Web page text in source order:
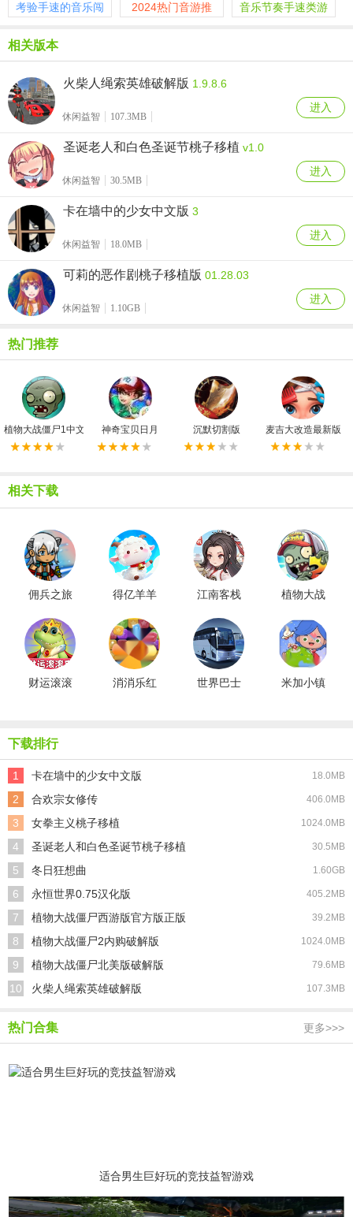
考验手速的音乐闯
2024热门音游推
音乐节奏手速类游
相关版本
火柴人绳索英雄破解版 1.9.8.6
休闲益智 107.3MB
进入
圣诞老人和白色圣诞节桃子移植 v1.0
休闲益智 30.5MB
进入
卡在墙中的少女中文版 3
休闲益智 18.0MB
进入
可莉的恶作剧桃子移植版 01.28.03
休闲益智 1.10GB
进入
热门推荐
植物大战僵尸1中文原版神奇宝贝日月 沉默切割版 麦吉大改造最新版
相关下载
佣兵之旅
得亿羊羊
江南客栈
植物大战
2shuttle版
财运滚滚
消消乐红
世界巴士
米加小镇
下载排行
1 卡在墙中的少女中文版 18.0MB
2 合欢宗女修传 406.0MB
3 女拳主义桃子移植 1024.0MB
4 圣诞老人和白色圣诞节桃子移植 30.5MB
5 冬日狂想曲 1.60GB
6 永恒世界0.75汉化版 405.2MB
7 植物大战僵尸西游版官方版正版 39.2MB
8 植物大战僵尸2内购破解版 1024.0MB
9 植物大战僵尸北美版破解版 79.6MB
10 火柴人绳索英雄破解版 107.3MB
热门合集 更多>>>
适合男生巨好玩的竞技益智游戏